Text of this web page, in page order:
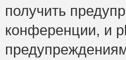
получить
конференции, и